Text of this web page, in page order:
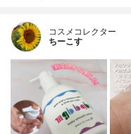
コスメコレクター
ちーこす